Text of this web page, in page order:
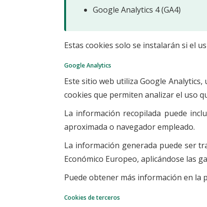
Google Analytics 4 (GA4)
Estas cookies solo se instalarán si el
Google Analytics
Este sitio web utiliza Google
cookies que permiten analizar el uso
La información recopilada puede
aproximada o navegador empleado.
La información generada puede ser
Económico Europeo, aplicándose las
Puede obtener más información en la
Cookies de terceros